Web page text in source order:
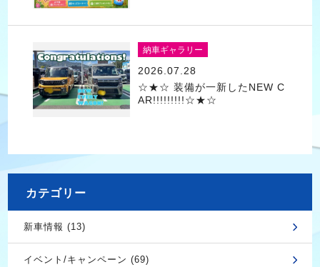
納車ギャラリー
2026.07.28
☆★☆ 装備が一新したNEW C
AR!!!!!!!!!☆★☆
カテゴリー
新車情報 (13)
イベント/キャンペーン (69)